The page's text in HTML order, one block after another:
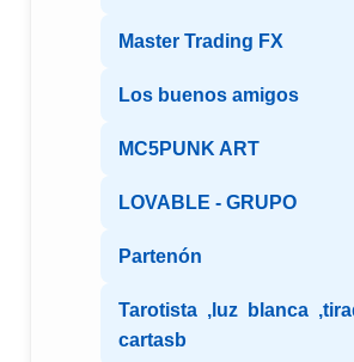
Master Trading FX
Los buenos amigos
MC5PUNK ART
LOVABLE - GRUPO
Partenón
Tarotista ,luz blanca
cartasb